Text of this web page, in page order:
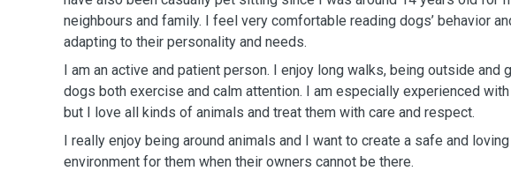
neighbours and family. I feel very comfortable reading dogs’ behavior
adapting to their personality and needs.
I am an active and patient person. I enjoy long walks, being outside and
dogs both exercise and calm attention. I am especially experienced
but I love all kinds of animals and treat them with care and respect.
I really enjoy being around animals and I want to create a safe and loving
environment for them when their owners cannot be there.